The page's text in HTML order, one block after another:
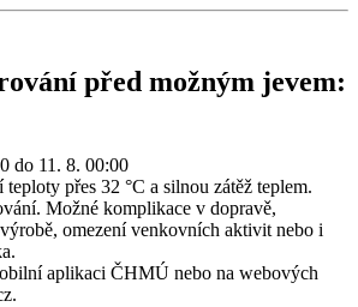
před možným jevem:
do 11. 8. 00:00
přes 32 °C a silnou zátěž teplem.
Možné komplikace v dopravě,
omezení venkovních aktivit nebo i
aplikaci ČHMÚ nebo na webových